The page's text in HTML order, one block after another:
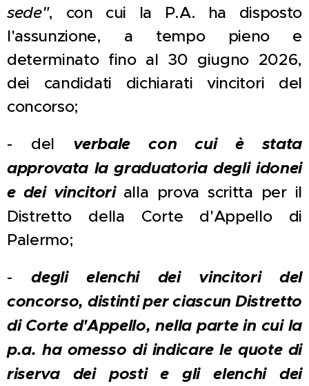
sede", con cui la P.A. ha disposto
l'assunzione, a tempo pieno e
determinato fino al 30 giugno 2026,
dei candidati dichiarati vincitori del
concorso;
- del verbale con cui è stata
approvata la graduatoria degli idonei
e dei vincitori alla prova scritta per il
Distretto della Corte d'Appello di
Palermo;
-degli elenchi dei vincitori del
concorso, distinti per ciascun Distretto
di Corte d'Appello, nella parte in cui la
p.a. ha omesso di indicare le quote di
riserva dei posti e gli elenchi dei